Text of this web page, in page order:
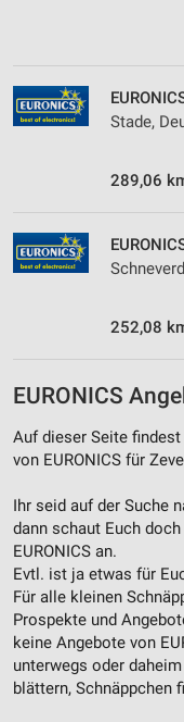
Stade,
289,06
252,08
EURONICS
Auf dieser Seite
von EURONICS für
Ihr seid auf der Suche
dann schaut Euch
EURONICS an.
Evtl. ist ja etwas für
Für alle kleinen
Prospekte und
keine Angebote von
unterwegs oder
blättern, Schnäppchen
Messung der
Analyse von
Entwicklung und
Verwendung
Geräte anhand von
Informationen
Nicht-IAB-
Notwendig
Performance
Funktional
Werbung